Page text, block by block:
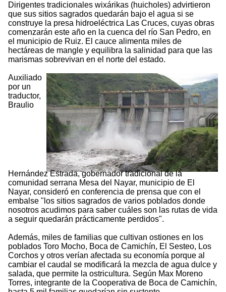
Dirigentes tradicionales wixárikas (huicholes) advirtieron
que sus sitios sagrados quedarán bajo el agua si se
construye la presa hidroeléctrica Las Cruces, cuyas obras
comenzarán este año en la cuenca del río San Pedro, en
el municipio de Ruiz. El cauce alimenta miles de
hectáreas de mangle y equilibra la salinidad para que las
marismas sobrevivan en el norte del estado.
Auxiliado
por un
traductor,
Braulio
Hernández Estrada, gobernador tradicional de la
comunidad serrana Mesa del Nayar, municipio de El
Nayar, consideró en conferencia de prensa que con el
embalse "los sitios sagrados de varios poblados donde
nosotros acudimos para saber cuáles son las rutas de vida
a seguir quedarán prácticamente perdidos".
Además, miles de familias que cultivan ostiones en los
poblados Toro Mocho, Boca de Camichín, El Sesteo, Los
Corchos y otros verían afectada su economía porque al
cambiar el caudal se modificará la mezcla de agua dulce y
salada, que permite la ostricultura. Según Max Moreno
Torres, integrante de la Cooperativa de Boca de Camichín,